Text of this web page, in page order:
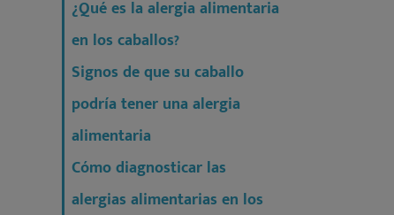
¿Qué es la alergia alimentaria
en los caballos?
Signos de que su caballo
podría tener una alergia
alimentaria
Cómo diagnosticar las
alergias alimentarias en los